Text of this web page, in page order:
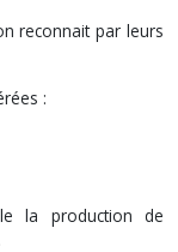
reconnait par leurs
:
la production de